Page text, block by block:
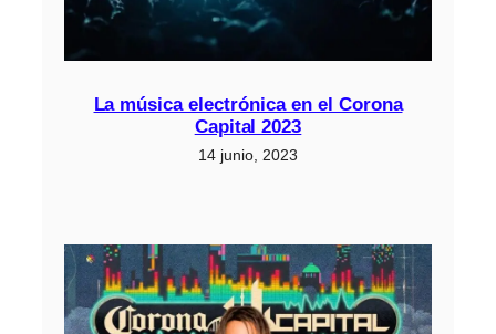
La música electrónica en el Corona
Capital 2023
14 junio, 2023